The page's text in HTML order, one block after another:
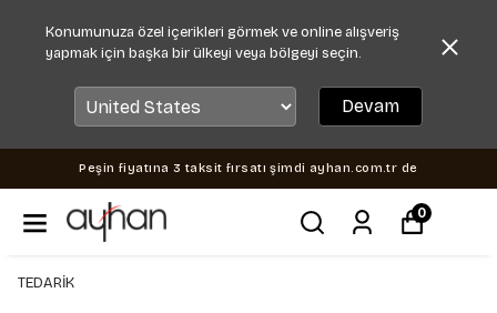
Konumunuza özel içerikleri görmek ve online alışveriş
yapmak için başka bir ülkeyi veya bölgeyi seçin.
Devam
Peşin fiyatına 3 taksit fırsatı şimdi ayhan.com.tr de
0
TEDARİK